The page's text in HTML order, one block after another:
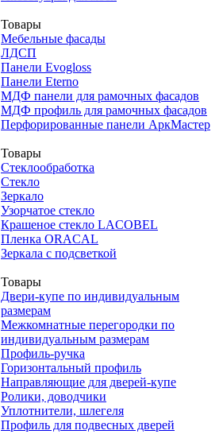
Товары
Мебельные фасады
ЛДСП
Панели Evogloss
Панели Eterno
МДФ панели для рамочных фасадов
МДФ профиль для рамочных фасадов
Перфорированные панели АркМастер
Товары
Стеклообработка
Стекло
Зеркало
Узорчатое стекло
Крашеное стекло LACOBEL
Пленка ORACAL
Зеркала с подсветкой
Товары
Двери-купе по индивидуальным
размерам
Межкомнатные перегородки по
индивидуальным размерам
Профиль-ручка
Горизонтальный профиль
Направляющие для дверей-купе
Ролики, доводчики
Уплотнители, шлегеля
Профиль для подвесных дверей